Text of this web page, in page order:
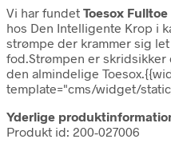
Vi har fundet Toesox
hos Den Intelligente Krop i
strømpe der krammer sig
fod.Strømpen er skridsikker
den almindelige
template="cms/widget/
Yderlige
Produkt id: 200-027006